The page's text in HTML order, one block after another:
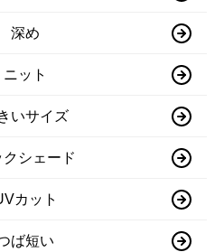
深め
ニット
いサイズ
クシェード
カット
ば短い